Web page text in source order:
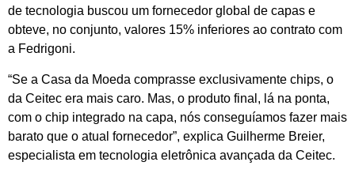
de tecnologia buscou um fornecedor global de capas e
obteve, no conjunto, valores 15% inferiores ao contrato com
a Fedrigoni.
“Se a Casa da Moeda comprasse exclusivamente chips, o
da Ceitec era mais caro. Mas, o produto final, lá na ponta,
com o chip integrado na capa, nós conseguíamos fazer mais
barato que o atual fornecedor”, explica Guilherme Breier,
especialista em tecnologia eletrônica avançada da Ceitec.